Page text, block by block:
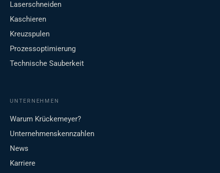
Laserschneiden
Kaschieren
Kreuzspulen
Prozessoptimierung
Technische Sauberkeit
UNTERNEHMEN
Warum Krückemeyer?
Unternehmenskennzahlen
News
Karriere